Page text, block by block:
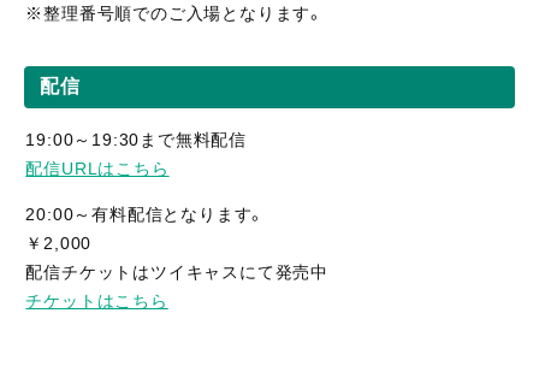
※整理番号順でのご入場となります。
配信
19:00～19:30まで無料配信
配信URLはこちら
20:00～有料配信となります。
￥2,000
配信チケットはツイキャスにて発売中
チケットはこちら